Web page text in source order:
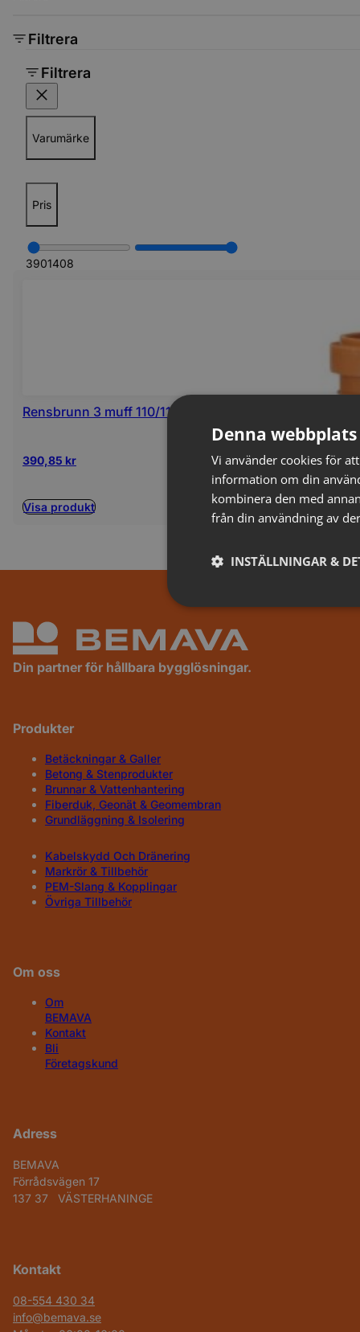
Filtrera
Filtrera
Varumärke
Pris
3901408
Rensbrunn 3 muff 110/110 PP (kort)LAG
390,85 kr
Visa produkt
Din partner för hållbara bygglösningar.
Produkter
Betäckningar & Galler
Betong & Stenprodukter
Brunnar & Vattenhantering
Fiberduk, Geonät & Geomembran
Grundläggning & Isolering
Kabelskydd Och Dränering
Markrör & Tillbehör
PEM-Slang & Kopplingar
Övriga Tillbehör
Om oss
Om
BEMAVA
Kontakt
Bli
Företagskund
Adress
BEMAVA
Förrådsvägen 17
137 37 VÄSTERHANINGE
Kontakt
08-554 430 34
info@bemava.se
Denna
Vi använder cookies för
information om din
kombinera den med
från din användning av
INSTÄLLNINGAR &